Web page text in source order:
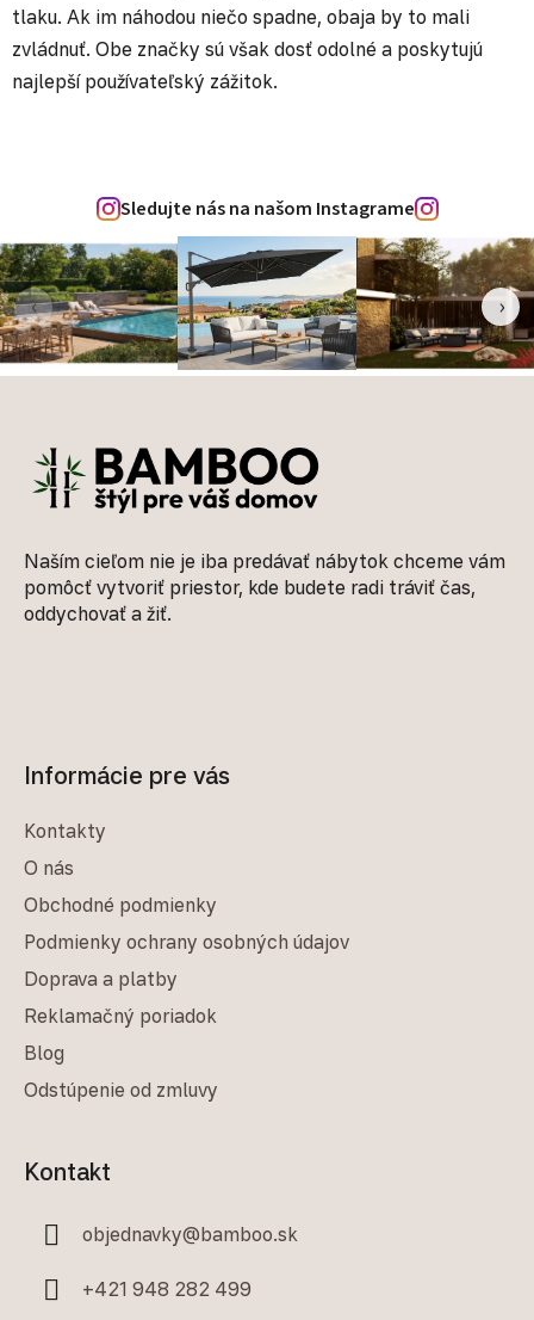
tlaku. Ak im náhodou niečo spadne, obaja by to mali
zvládnuť. Obe značky sú však dosť odolné a poskytujú
najlepší používateľský zážitok.
Sledujte nás na našom Instagrame
‹ ›
Naším cieľom nie je iba predávať nábytok chceme vám
pomôcť vytvoriť priestor, kde budete radi tráviť čas,
oddychovať a žiť.
Informácie pre vás
Kontakty
O nás
Obchodné podmienky
Podmienky ochrany osobných údajov
Doprava a platby
Reklamačný poriadok
Blog
Odstúpenie od zmluvy
Kontakt
objednavky@bamboo.sk
+421 948 282 499